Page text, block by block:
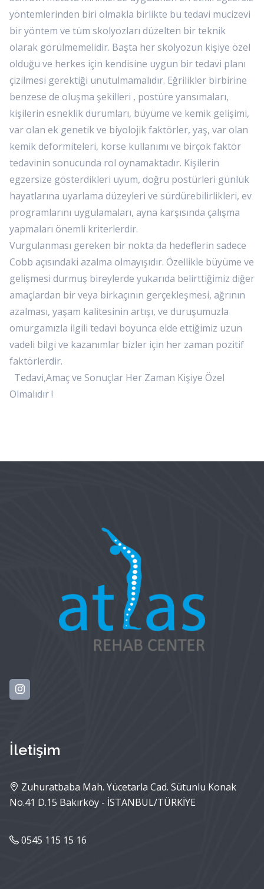
yöntemlerinden biri olmakla birlikte bu tedavi mucizevi
bir yöntem ve tüm skolyozları düzelten bir teknik
olarak görülmemelidir. Başta her skolyozun kişiye özel
olduğu ve herkes için kendisine uygun bir tedavi planı
çizilmesi gerektiği unutulmamalıdır. Eğrilikler birbirine
benzese de oluşma şekilleri , postüre yansımaları,
kişilerin esneklik durumları, büyüme ve kemik gelişimi,
var olan ek genetik ve biyolojik faktörler, yaş, var olan
kemik deformiteleri, korse kullanımı ve birçok faktör
tedavinin sonucunda rol oynamaktadır. Kişilerin
egzersize gösterdikleri uyum, doğru postürleri günlük
hayatlarına uyarlama düzeyleri ve sürdürebilirlikleri, ev
programlarını uygulamaları, ayna karşısında çalışma
yapmaları önemli kriterlerdir.
Vurgulanması gereken bir nokta da hedeflerin sadece
Cobb açısındaki azalma olmayışıdır. Özellikle büyüme ve
gelişmesi durmuş bireylerde yukarıda belirttiğimiz diğer
amaçlardan bir veya birkaçının gerçekleşmesi, ağrının
azalması, yaşam kalitesinin artışı, ve duruşumuzla
omurgamızla ilgili tedavi boyunca elde ettiğimiz uzun
vadeli bilgi ve kazanımlar bizler için her zaman pozitif
faktörlerdir.
Tedavi,Amaç ve Sonuçlar Her Zaman Kişiye Özel
Olmalıdır !
İletişim
Zuhuratbaba Mah. Yücetarla Cad. Sütunlu Konak
No.41 D.15 Bakırköy - İSTANBUL/TÜRKİYE
0545 115 15 16